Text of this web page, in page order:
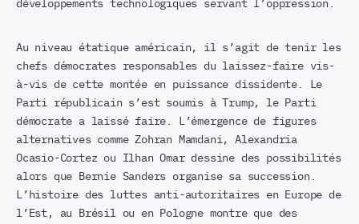
développements technologiques servant l’oppression.
Au niveau étatique américain, il s’agit de tenir les
chefs démocrates responsables du laissez-faire vis-
à-vis de cette montée en puissance dissidente. Le
Parti républicain s’est soumis à Trump, le Parti
démocrate a laissé faire. L’émergence de figures
alternatives comme Zohran Mamdani, Alexandria
Ocasio-Cortez ou Ilhan Omar dessine des possibilités
alors que Bernie Sanders organise sa succession.
L’histoire des luttes anti-autoritaires en Europe de
l’Est, au Brésil ou en Pologne montre que des